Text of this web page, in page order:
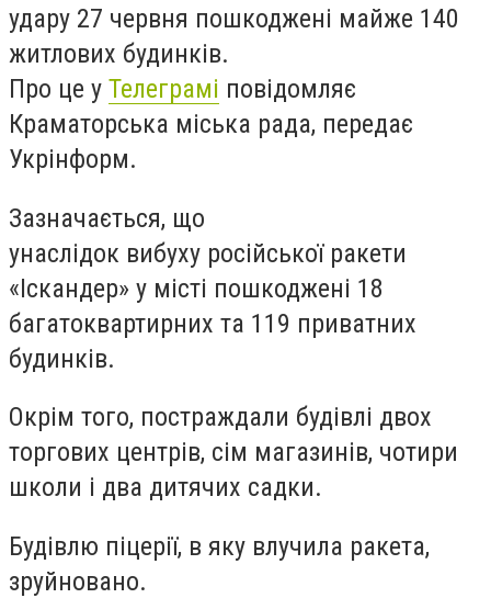
удару 27 червня пошкоджені майже 140
житлових будинків.
Про це у Телеграмі повідомляє
Краматорська міська рада, передає
Укрінформ.
Зазначається, що
унаслідок вибуху російської ракети
«Іскандер» у місті пошкоджені 18
багатоквартирних та 119 приватних
будинків.
Окрім того, постраждали будівлі двох
торгових центрів, сім магазинів, чотири
школи і два дитячих садки.
Будівлю піцерії, в яку влучила ракета,
зруйновано.